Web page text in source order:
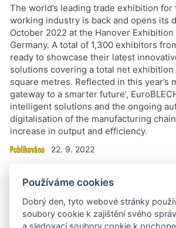
The world’s leading trade exhibition for
working industry is back and opens its
October 2022 at the Hanover
Germany. A total of 1,300 exhibitors
ready to showcase their latest
solutions covering a total net exhibition
square metres. Reflected in this year’s
gateway to a smarter future’,
intelligent solutions and the ongoing
digitalisation of the manufacturing
increase in output and efficiency.
Publikováno 22. 9. 2022
63. Mezinárodní strojírenský veletrh 4. - 7.
Doprovodný program MSV 2022 se
digitalizaci i energetice.
13. 9. 2022
Používáme cookies
Dobrý den, tyto webové stránky
soubory cookie k zajištění svého
a sledovací soubory cookie k